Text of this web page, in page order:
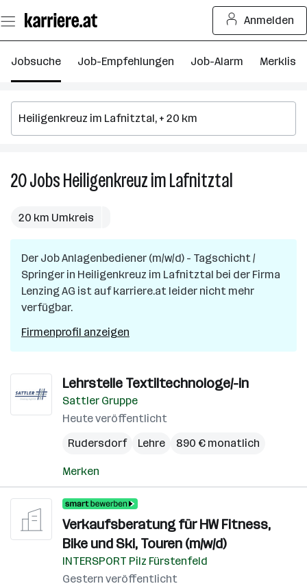
Seiteninhalt
springen
Anmelden
Jobsuche Job-Empfehlungen Job-Alarm Merkliste
20JobsHeiligenkreuz im Lafnitztal
im
Lafnitztal
20 km Umkreis
Der JobAnlagenbediener (m/w/d) - Tagschicht /
Springer in Heiligenkreuz im Lafnitztal bei der Firma
Lenzing AG ist auf karriere.at leider nicht mehr
verfügbar.
Firmenprofil anzeigen
Lehrstelle Textiltechnologe/-in
Sattler Gruppe
Heute veröffentlicht
Rudersdorf
Lehre 890 € monatlich
Merken
Verkaufsberatung für HW Fitness,
Bike und Ski, Touren (m/w/d)
INTERSPORT Pilz Fürstenfeld
Gestern veröffentlicht